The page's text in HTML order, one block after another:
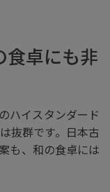
食卓にも非
ハイスタンダード
抜群です。日本古
も、和の食卓には